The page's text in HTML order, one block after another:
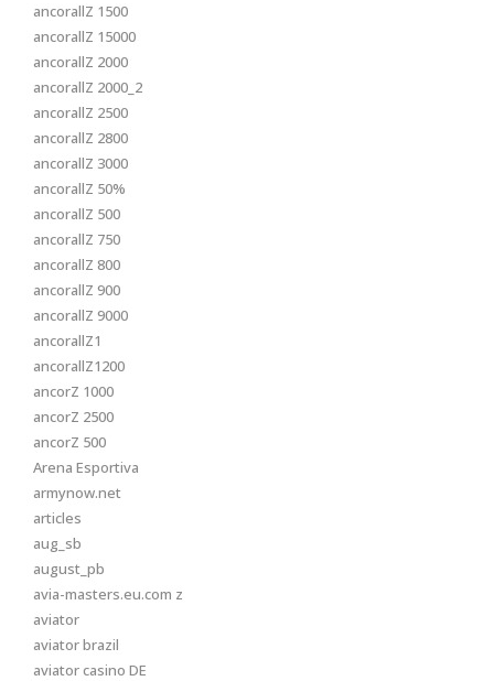
ancorallZ 1500
ancorallZ 15000
ancorallZ 2000
ancorallZ 2000_2
ancorallZ 2500
ancorallZ 2800
ancorallZ 3000
ancorallZ 50%
ancorallZ 500
ancorallZ 750
ancorallZ 800
ancorallZ 900
ancorallZ 9000
ancorallZ1
ancorallZ1200
ancorZ 1000
ancorZ 2500
ancorZ 500
Arena Esportiva
armynow.net
articles
aug_sb
august_pb
avia-masters.eu.com z
aviator
aviator brazil
aviator casino DE